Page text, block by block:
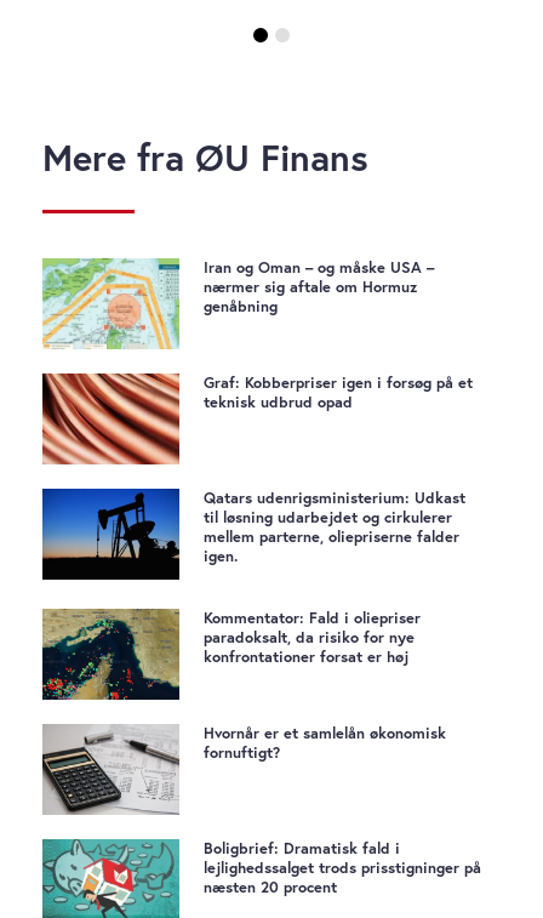
Mere fra ØU Finans
Iran og Oman – og måske USA –
nærmer sig aftale om Hormuz
genåbning
Graf: Kobberpriser igen i forsøg på et
teknisk udbrud opad
Qatars udenrigsministerium: Udkast
til løsning udarbejdet og cirkulerer
mellem parterne, oliepriserne falder
igen.
Kommentator: Fald i oliepriser
paradoksalt, da risiko for nye
konfrontationer forsat er høj
Hvornår er et samlelån økonomisk
fornuftigt?
Boligbrief: Dramatisk fald i
lejlighedssalget trods prisstigninger på
næsten 20 procent